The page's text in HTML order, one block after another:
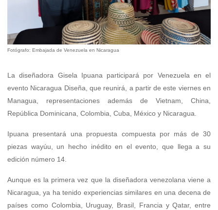
Fotógrafo: Embajada de Venezuela en Nicaragua
La diseñadora Gisela Ipuana participará por Venezuela en el
evento Nicaragua Diseña, que reunirá, a partir de este viernes en
Managua, representaciones además de Vietnam, China,
República Dominicana, Colombia, Cuba, México y Nicaragua.
Ipuana presentará una propuesta compuesta por más de 30
piezas wayúu, un hecho inédito en el evento, que llega a su
edición número 14.
Aunque es la primera vez que la diseñadora venezolana viene a
Nicaragua, ya ha tenido experiencias similares en una decena de
países como Colombia, Uruguay, Brasil, Francia y Qatar, entre